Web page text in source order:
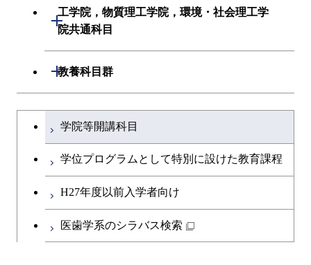
初年次専門科目
創造プロセス科目
共通専門科目
創造プロセス科目
共通専門科目
創造プロセス科目
共通専門科目
建築学系
融合理工学系
初年次専門科目
工学院，物質理工学院，環境・社会理工学
院共通科目
開閉
工学院，物質理工学院，環境・社会
教養科目群
開閉
文系教養科目
英語科目
第二外国語科目
学士課程を切り替える
学院等開講科目
学位プログラムとして特別に設けた教育課程
H27年度以前入学者向け
医歯学系のシラバス検索